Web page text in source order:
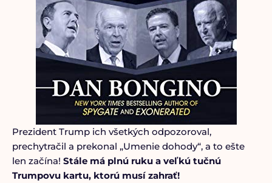
Prezident Trump ich všetkých odpozoroval,
prechytračil a prekonal „Umenie dohody“, a to ešte
len začína! Stále má plnú ruku a veľkú tučnú
Trumpovu kartu, ktorú musí zahrať!